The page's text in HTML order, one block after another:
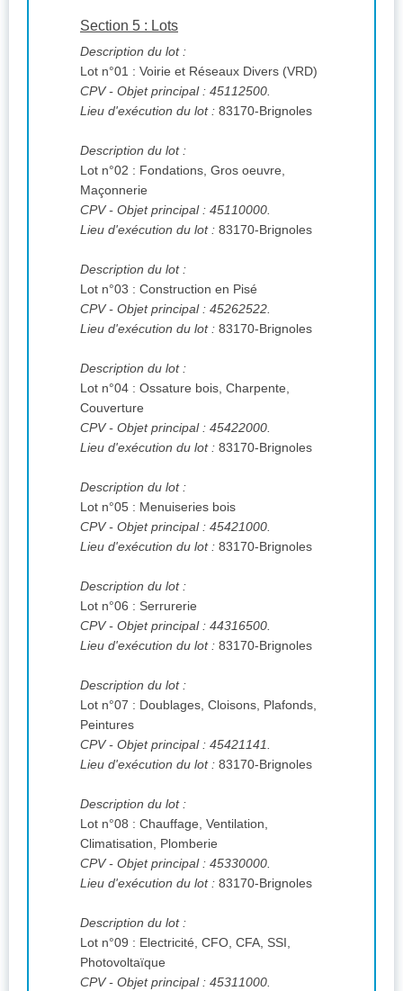
Section 5 : Lots
Description du lot :
Lot n°01 : Voirie et Réseaux Divers (VRD)
CPV- Objet principal : 45112500.
Lieu d'exécution du lot : 83170-Brignoles
Description du lot :
Lot n°02 : Fondations, Gros oeuvre,
Maçonnerie
CPV- Objet principal : 45110000.
Lieu d'exécution du lot : 83170-Brignoles
Description du lot :
Lot n°03 : Construction en Pisé
CPV- Objet principal : 45262522.
Lieu d'exécution du lot : 83170-Brignoles
Description du lot :
Lot n°04 : Ossature bois, Charpente,
Couverture
CPV- Objet principal : 45422000.
Lieu d'exécution du lot : 83170-Brignoles
Description du lot :
Lot n°05 : Menuiseries bois
CPV- Objet principal : 45421000.
Lieu d'exécution du lot : 83170-Brignoles
Description du lot :
Lot n°06 : Serrurerie
CPV- Objet principal : 44316500.
Lieu d'exécution du lot : 83170-Brignoles
Description du lot :
Lot n°07 : Doublages, Cloisons, Plafonds,
Peintures
CPV- Objet principal : 45421141.
Lieu d'exécution du lot : 83170-Brignoles
Description du lot :
Lot n°08 : Chauffage, Ventilation,
Climatisation, Plomberie
CPV- Objet principal : 45330000.
Lieu d'exécution du lot : 83170-Brignoles
Description du lot :
Lot n°09 : Electricité, CFO, CFA, SSI,
Photovoltaïque
CPV- Objet principal : 45311000.